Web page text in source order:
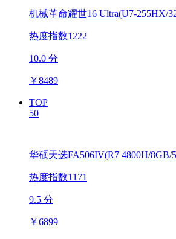
机械革命耀世16 Ultra(U7-255HX/
热度指数1222
10.0 分
￥8489
TOP
50
华硕天选FA506IV(R7 4800H/8GB/
热度指数1171
9.5 分
￥6899